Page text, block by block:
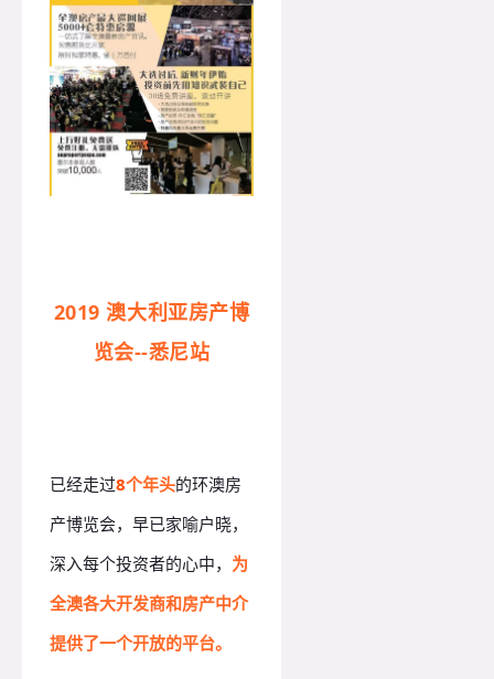
2019 澳大利亚房产博
览会--悉尼站
已经走过8个年头的环澳房
产博览会，早已家喻户晓，
深入每个投资者的心中， 为
全澳各大开发商和房产中介
提供了一个开放的平台。